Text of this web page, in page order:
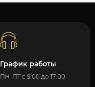
График работы
ПН-ПТ с 9:00 до 17:00